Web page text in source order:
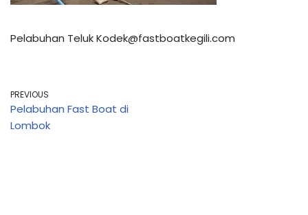
Pelabuhan Teluk Kodek@fastboatkegili.com
PREVIOUS
Pelabuhan Fast Boat di
Lombok